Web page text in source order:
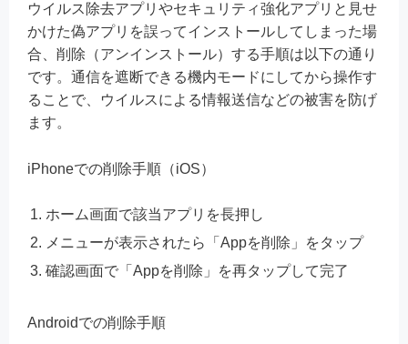
ウイルス除去アプリやセキュリティ強化アプリと見せ
かけた偽アプリを誤ってインストールしてしまった場
合、削除（アンインストール）する手順は以下の通り
です。通信を遮断できる機内モードにしてから操作す
ることで、ウイルスによる情報送信などの被害を防げ
ます。
iPhoneでの削除手順（iOS）
ホーム画面で該当アプリを長押し
メニューが表示されたら「Appを削除」をタップ
確認画面で「Appを削除」を再タップして完了
Androidでの削除手順